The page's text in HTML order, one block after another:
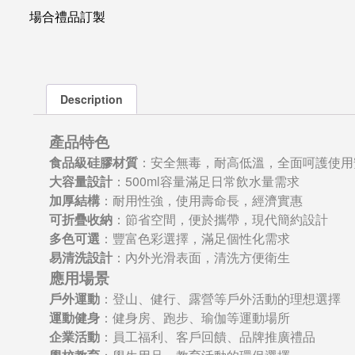
場合禮品訂製
Description
產品特色
食品級硅膠材質 ：安全無毒，耐高低溫，全面呵護使
大容量設計 ：500ml容量滿足日常飲水量需求
加厚結構 ：耐用性強，使用壽命長，經濟實惠
可折疊收納 ：節省空間，便於攜帶，現代簡約設計
多色可選 ：豐富色彩選擇，滿足個性化需求
易清洗設計 ：內外光滑表面，清洗方便衛生
應用場景
戶外運動 ：登山、健行、露營等戶外活動的理想選擇
運動健身 ：健身房、跑步、瑜伽等運動場所
企業活動 ：員工福利、客戶回饋、品牌推廣禮品